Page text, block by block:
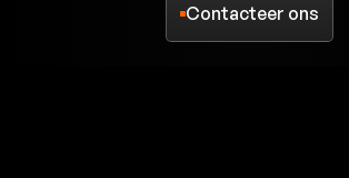
Contacteer ons